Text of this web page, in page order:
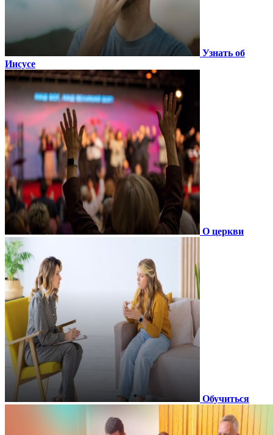
Узнать об
Иисусе
О церкви
Обучиться